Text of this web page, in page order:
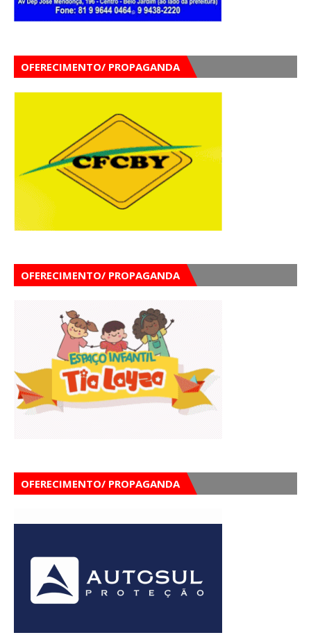
OFERECIMENTO/ PROPAGANDA
OFERECIMENTO/ PROPAGANDA
OFERECIMENTO/ PROPAGANDA